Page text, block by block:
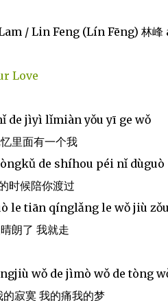
/ Lin Feng (Lín Fēng) 林
Love
de jìyì lǐmiàn yǒu yī ge wǒ
里面有一个我
de shíhou péi nǐ dùguò
时候陪你渡过
le tiān qínglǎng le wǒ jiù zǒu
朗了 我就走
wǒ de jìmò wǒ de tòng
的寂寞 我的痛我的梦